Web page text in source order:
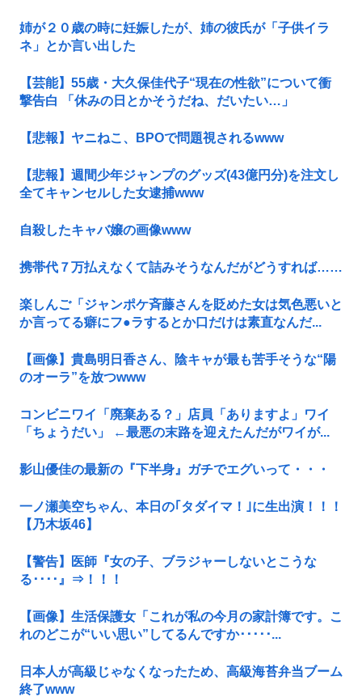
姉が２０歳の時に妊娠したが、姉の彼氏が「子供イラ
ネ」とか言い出した
【芸能】55歳・大久保佳代子“現在の性欲”について衝
撃告白 「休みの日とかそうだね、だいたい…」
【悲報】ヤニねこ、BPOで問題視されるwww
【悲報】週間少年ジャンプのグッズ(43億円分)を注文し
全てキャンセルした女逮捕www
自殺したキャバ嬢の画像www
携帯代７万払えなくて詰みそうなんだがどうすれば……
楽しんご「ジャンポケ斉藤さんを貶めた女は気色悪いと
か言ってる癖にフ●ラするとか口だけは素直なんだ...
【画像】貴島明日香さん、陰キャが最も苦手そうな“陽
のオーラ”を放つwww
コンビニワイ「廃棄ある？」店員「ありますよ」ワイ
「ちょうだい」 ←最悪の末路を迎えたんだがワイが...
影山優佳の最新の『下半身』ガチでエグいって・・・
一ノ瀬美空ちゃん、本日の｢タダイマ！｣に生出演！！！
【乃木坂46】
【警告】医師『女の子、ブラジャーしないとこうな
る････』⇒！！！
【画像】生活保護女「これが私の今月の家計簿です。こ
れのどこが“いい思い”してるんですか･････...
日本人が高級じゃなくなったため、高級海苔弁当ブーム
終了www